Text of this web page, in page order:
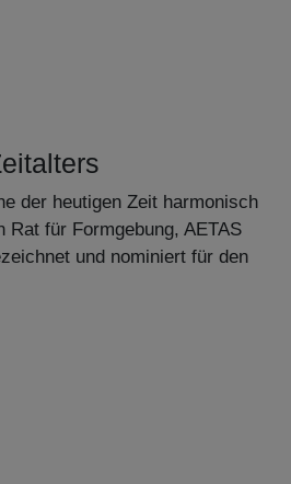
der heutigen Zeit harmonisch
für Formgebung, AETAS
und nominiert für den